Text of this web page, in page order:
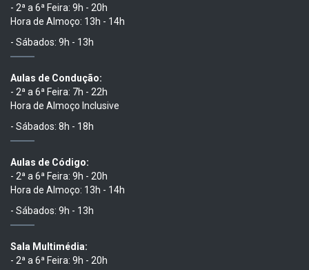
- 2ª a 6ª Feira: 9h - 20h
Hora de Almoço: 13h - 14h
- Sábados: 9h - 13h
Aulas de Condução:
- 2ª a 6ª Feira: 7h - 22h
Hora de Almoço Inclusive
- Sábados: 8h - 18h
Aulas de Código:
- 2ª a 6ª Feira: 9h - 20h
Hora de Almoço: 13h - 14h
- Sábados: 9h - 13h
Sala Multimédia:
- 2ª a 6ª Feira: 9h - 20h